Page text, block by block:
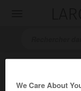
We Care About